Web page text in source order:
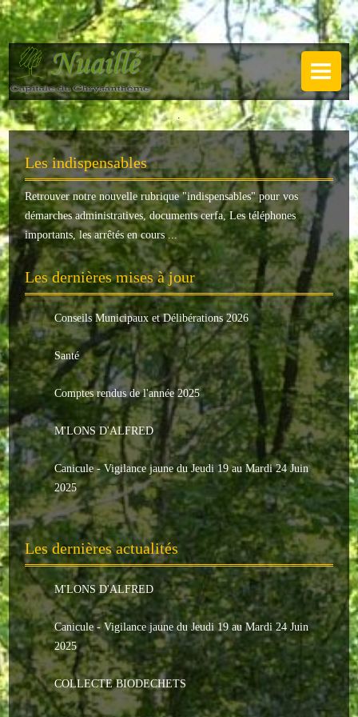
NUAILLÉ
Plan de Nuaillé
Sentiers pédestres
Guide annuel
Histoire
Galerie
LA MAIRIE
Horaires
Agence postale
Le conseil municipal
Les élus
Les commissions
Les comptes rendus
Le personnel communal
L'Echo de Nuaillé
Tarifs et locations
Galeries photos
INDISPENSABLES
Nouveaux arrivants
.
Les indispensables
Retrouver notre nouvelle rubrique "indispensables" pour vos
démarches administratives, documents cerfa, Les téléphones
importants, les arrêtés en cours ...
Les dernières mises à jour
Conseils Municipaux et Délibérations 2026
Santé
Comptes rendus de l'année 2025
M'LONS D'ALFRED
Canicule - Vigilance jaune du Jeudi 19 au Mardi 24 Juin
2025
Les dernières actualités
M'LONS D'ALFRED
Canicule - Vigilance jaune du Jeudi 19 au Mardi 24 Juin
2025
COLLECTE BIODECHETS